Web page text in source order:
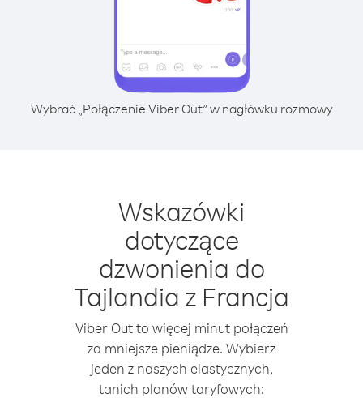
Wybrać „Połączenie Viber Out” w nagłówku rozmowy
Wskazówki
dotyczące
dzwonienia do
Tajlandia z Francja
Viber Out to więcej minut połączeń
za mniejsze pieniądze. Wybierz
jeden z naszych elastycznych,
tanich planów taryfowych: